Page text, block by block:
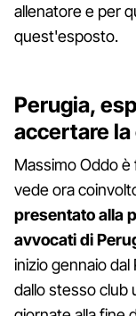
allenatore e per
quest'esposto.
Perugia,
accertare
Massimo Oddo
vede ora
presentato alla
avvocati di
inizio gennaio
dallo stesso club